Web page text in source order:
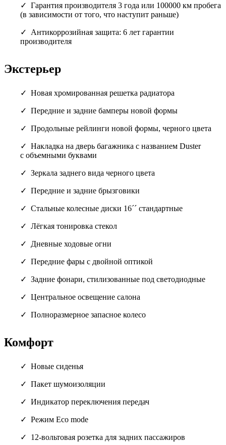
Гарантия производителя 3 года или 100000 км пробега
(в зависимости от того, что наступит раньше)
Антикоррозийная защита: 6 лет гарантии
производителя
Экстерьер
Новая хромированная решетка радиатора
Передние и задние бамперы новой формы
Продольные рейлинги новой формы, черного цвета
Накладка на дверь багажника с названием Duster
с объемными буквами
Зеркала заднего вида черного цвета
Передние и задние брызговики
Стальные колесные диски 16´´ стандартные
Лёгкая тонировка стекол
Дневные ходовые огни
Передние фары с двойной оптикой
Задние фонари, стилизованные под светодиодные
Центральное освещение салона
Полноразмерное запасное колесо
Комфорт
Новые сиденья
Пакет шумоизоляции
Индикатор переключения передач
Режим Eco mode
12-вольтовая розетка для задних пассажиров